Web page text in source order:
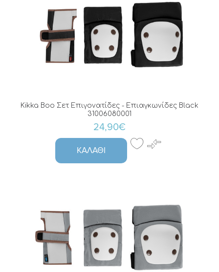
Kikka Boo Σετ Επιγονατίδες - Επιαγκωνίδες Black
31006080001
24,90€
ΚΑΛΆΘΙ